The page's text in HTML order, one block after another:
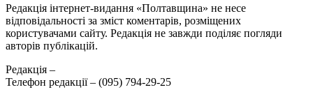
Редакція інтернет-видання «Полтавщина» не несе
відповідальності за зміст коментарів, розміщених
користувачами сайту. Редакція не завжди поділяє погляди
авторів публікацій.
Редакція –
Телефон редакції – (095) 794-29-25